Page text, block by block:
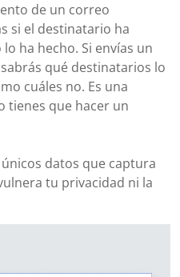
de un correo
si el destinatario ha
ha hecho. Si envías un
qué destinatarios lo
cuáles no. Es una
tienes que hacer un
datos que captura
tu privacidad ni la